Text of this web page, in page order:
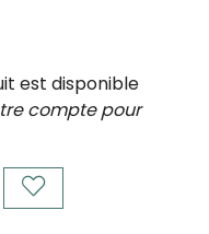
est disponible
compte pour